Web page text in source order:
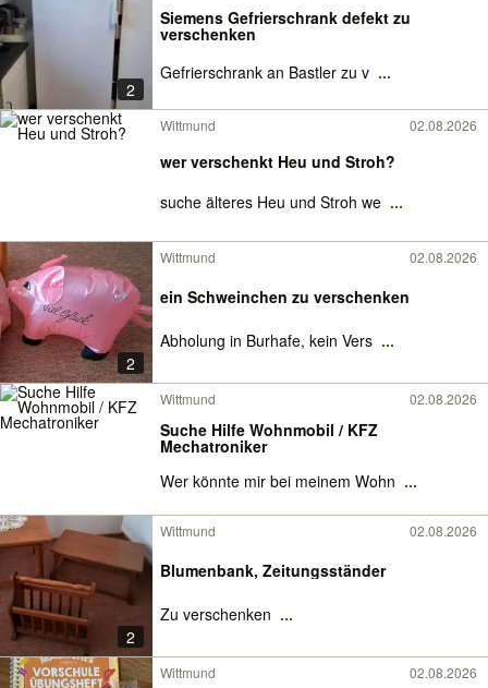
2
Siemens Gefrierschrank defekt zu
verschenken
Gefrierschrank an Bastler zu v ...
Wittmund 02.08.2026
wer verschenkt Heu und Stroh?
suche älteres Heu und Stroh we ...
2
Wittmund 02.08.2026
ein Schweinchen zu verschenken
Abholung in Burhafe, kein Vers ...
Wittmund 02.08.2026
Suche Hilfe Wohnmobil / KFZ
Mechatroniker
Wer könnte mir bei meinem Wohn ...
2
Wittmund 02.08.2026
Blumenbank, Zeitungsständer
Zu verschenken ...
Wittmund 02.08.2026